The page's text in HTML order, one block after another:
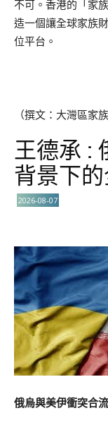
不可。香港的「家
造一個讓全球家族
位平台。
（撰文：大灣區家
王德承 :
背景下
2026-08-07
俄烏與美伊衝突合